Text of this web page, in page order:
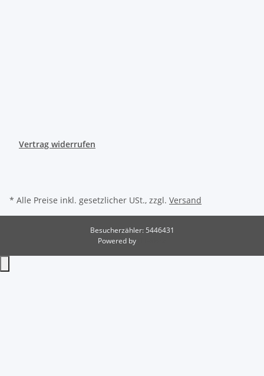
Vertrag widerrufen
* Alle Preise inkl. gesetzlicher USt., zzgl. Versand
Besucherzähler: 5446431
Powered by